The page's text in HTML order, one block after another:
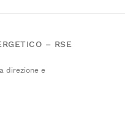
– RSE
direzione e